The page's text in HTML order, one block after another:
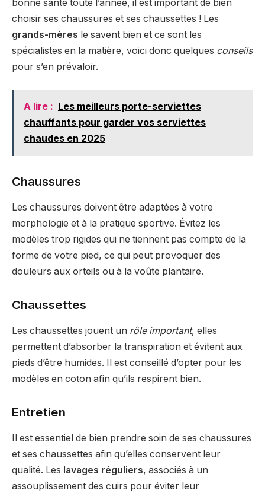
bonne santé toute l’année, il est important de bien
choisir ses chaussures et ses chaussettes ! Les
grands-mères le savent bien et ce sont les
spécialistes en la matière, voici donc quelques conseils
pour s’en prévaloir.
A lire : Les meilleurs porte-serviettes
chauffants pour garder vos serviettes
chaudes en 2025
Chaussures
Les chaussures doivent être adaptées à votre
morphologie et à la pratique sportive. Évitez les
modèles trop rigides qui ne tiennent pas compte de la
forme de votre pied, ce qui peut provoquer des
douleurs aux orteils ou à la voûte plantaire.
Chaussettes
Les chaussettes jouent un rôle important, elles
permettent d’absorber la transpiration et évitent aux
pieds d’être humides. Il est conseillé d’opter pour les
modèles en coton afin qu’ils respirent bien.
Entretien
Il est essentiel de bien prendre soin de ses chaussures
et ses chaussettes afin qu’elles conservent leur
qualité. Les lavages réguliers, associés à un
assouplissement des cuirs pour éviter leur